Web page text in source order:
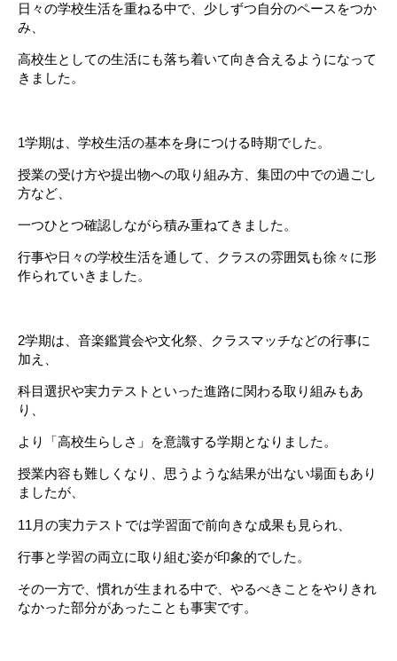
日々の学校生活を重ねる中で、少しずつ自分のペースをつか
み、
高校生としての生活にも落ち着いて向き合えるようになって
きました。
1学期は、学校生活の基本を身につける時期でした。
授業の受け方や提出物への取り組み方、集団の中での過ごし
方など、
一つひとつ確認しながら積み重ねてきました。
行事や日々の学校生活を通して、クラスの雰囲気も徐々に形
作られていきました。
2学期は、音楽鑑賞会や文化祭、クラスマッチなどの行事に
加え、
科目選択や実力テストといった進路に関わる取り組みもあ
り、
より「高校生らしさ」を意識する学期となりました。
授業内容も難しくなり、思うような結果が出ない場面もあり
ましたが、
11月の実力テストでは学習面で前向きな成果も見られ、
行事と学習の両立に取り組む姿が印象的でした。
その一方で、慣れが生まれる中で、やるべきことをやりきれ
なかった部分があったことも事実です。